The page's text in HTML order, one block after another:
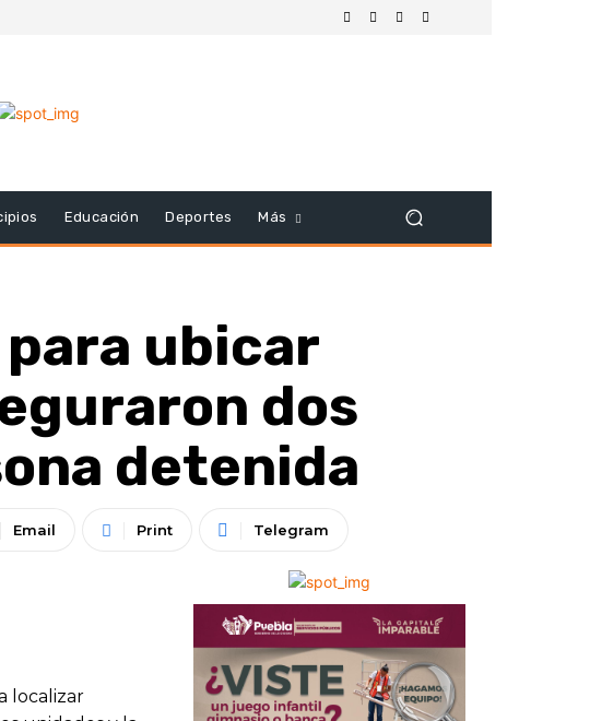
Educación Deportes Más
para ubicar
dos
detenida
Email Print Telegram
localizar